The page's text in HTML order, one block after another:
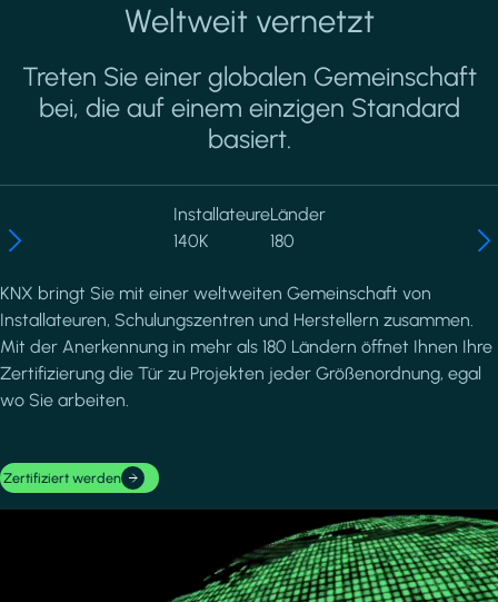
Weltweit vernetzt
Treten Sie einer globalen Gemeinschaft
bei, die auf einem einzigen Standard
basiert.
Installateure
140K
Länder
180
KNX bringt Sie mit einer weltweiten Gemeinschaft von
Installateuren, Schulungszentren und Herstellern zusammen.
Mit der Anerkennung in mehr als 180 Ländern öffnet Ihnen Ihre
Zertifizierung die Tür zu Projekten jeder Größenordnung, egal
wo Sie arbeiten.
Zertifiziert werden